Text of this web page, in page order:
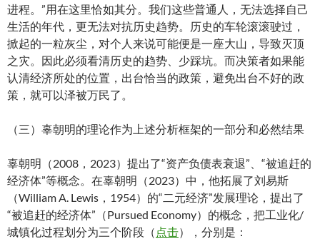
进程。”用在这里恰如其分。我们这些普通人，无法选择自己
生活的年代，更无法对抗历史趋势。历史的车轮滚滚驶过，
掀起的一粒灰尘，对个人来说可能便是一座大山，导致灭顶
之灾。因此必须看清历史的趋势、少踩坑。而决策者如果能
认清经济所处的位置，出台恰当的政策，避免出台不好的政
策，就可以泽被万民了。
（三）辜朝明的理论作为上述分析框架的一部分和必然结果
辜朝明（2008，2023）提出了“资产负债表衰退”、“被追赶的
经济体”等概念。在辜朝明（2023）中，他拓展了刘易斯
（William A. Lewis，1954）的“二元经济”发展理论，提出了
“被追赶的经济体”（Pursued Economy）的概念，把工业化/
城镇化过程划分为三个阶段（ 点击），分别是：